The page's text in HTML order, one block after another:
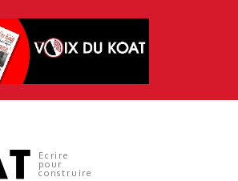
ANDJEUN
Ecrire
pour
construire